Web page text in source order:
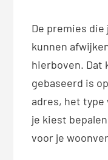
De premies
kunnen
hierboven. Dat
gebaseerd is
adres, het type
je kiest
voor je